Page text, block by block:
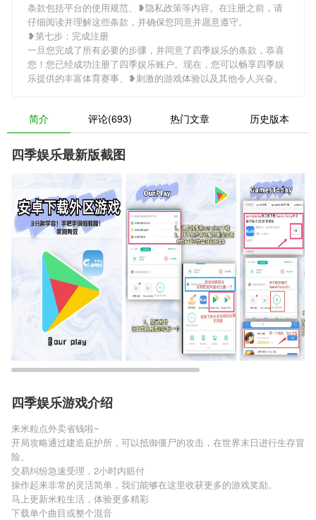
条款包括平台的使用规范、❥隐私政策等内容。在注册之前，请
仔细阅读并理解这些条款，并确保您同意并愿意遵守。
❥第七步：完成注册
一旦您完成了所有必要的步骤，并同意了四季娱乐的条款，恭喜
您！您已经成功注册了四季娱乐账户。现在，您可以畅享四季娱
乐提供的丰富体育赛事、❥刺激的游戏体验以及其他令人兴奋。
简介 评论(693) 热门文章 历史版本
四季娱乐最新版截图
四季娱乐游戏介绍
来米粒点外卖省钱啦~
开局攻略通过建造庇护所，可以抵御僵尸的攻击，在世界末日进行生存冒
险。
交易纠纷急速受理，2小时内赔付
操作起来非常的灵活简单，我们能够在这里收获更多的游戏奖励。
马上更新米粒生活，体验更多精彩
下载单个曲目或整个混音